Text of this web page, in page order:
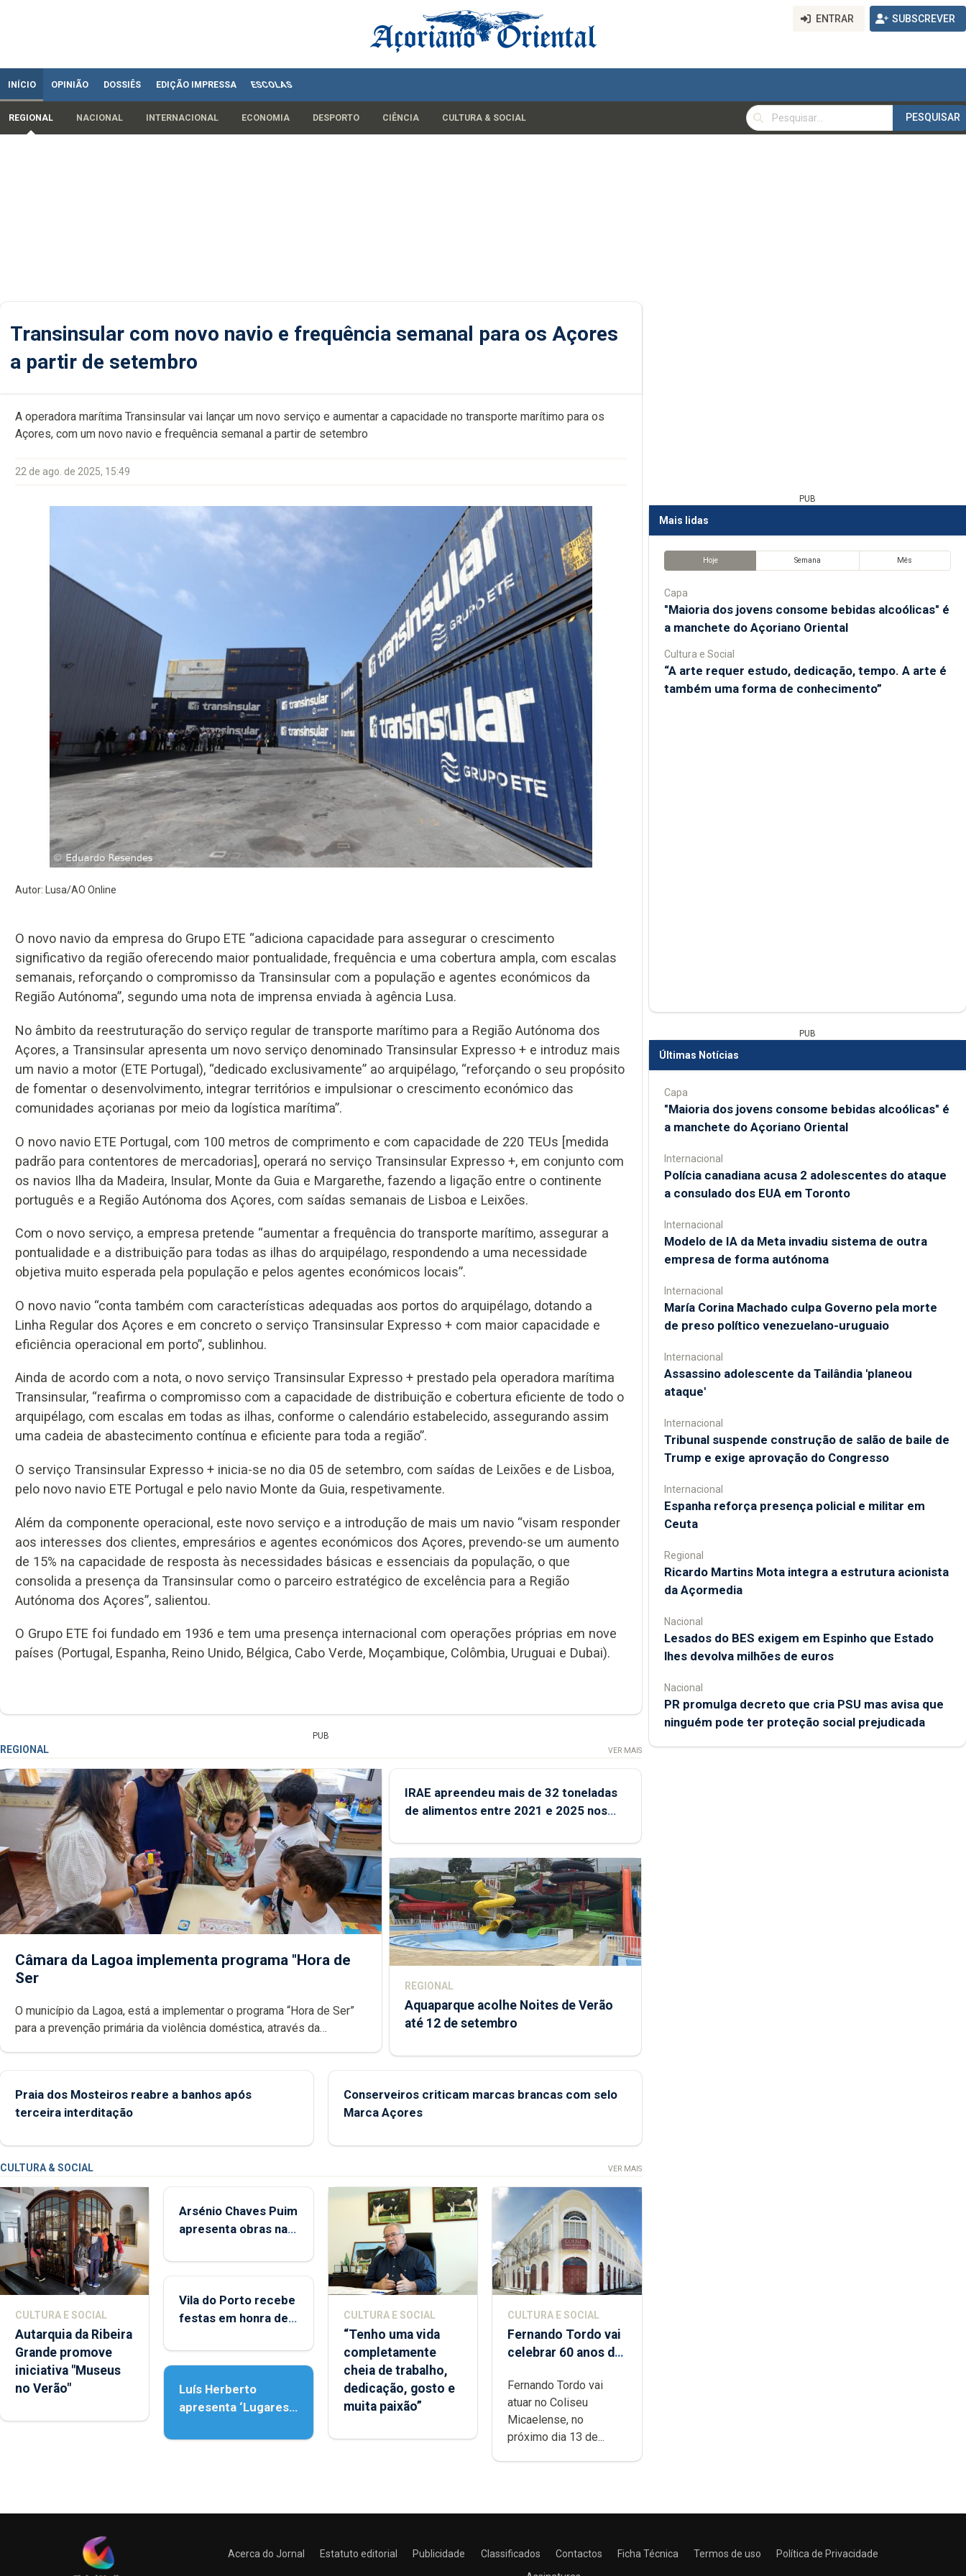
ENTRAR SUBSCREVER
INÍCIO OPINIÃO DOSSIÊS EDIÇÃO IMPRESSA ESCOLAS
REGIONAL NACIONAL INTERNACIONAL ECONOMIA DESPORTO CIÊNCIA CULTURA & SOCIAL
PESQUISAR
PESQUISAR
Transinsular com novo navio e frequência semanal para os Açores
a partir de setembro
A operadora marítima Transinsular vai lançar um novo serviço e aumentar a capacidade no transporte marítimo para os
Açores, com um novo navio e frequência semanal a partir de setembro
22 de ago. de 2025, 15:49
Autor: Lusa/AO Online
O novo navio da empresa do Grupo ETE “adiciona capacidade para assegurar o crescimento
significativo da região oferecendo maior pontualidade, frequência e uma cobertura ampla, com escalas
semanais, reforçando o compromisso da Transinsular com a população e agentes económicos da
Região Autónoma”, segundo uma nota de imprensa enviada à agência Lusa.
No âmbito da reestruturação do serviço regular de transporte marítimo para a Região Autónoma dos
Açores, a Transinsular apresenta um novo serviço denominado Transinsular Expresso + e introduz mais
um navio a motor (ETE Portugal), “dedicado exclusivamente” ao arquipélago, “reforçando o seu propósito
de fomentar o desenvolvimento, integrar territórios e impulsionar o crescimento económico das
comunidades açorianas por meio da logística marítima”.
O novo navio ETE Portugal, com 100 metros de comprimento e com capacidade de 220 TEUs [medida
padrão para contentores de mercadorias], operará no serviço Transinsular Expresso +, em conjunto com
os navios Ilha da Madeira, Insular, Monte da Guia e Margarethe, fazendo a ligação entre o continente
português e a Região Autónoma dos Açores, com saídas semanais de Lisboa e Leixões.
Com o novo serviço, a empresa pretende “aumentar a frequência do transporte marítimo, assegurar a
pontualidade e a distribuição para todas as ilhas do arquipélago, respondendo a uma necessidade
objetiva muito esperada pela população e pelos agentes económicos locais”.
O novo navio “conta também com características adequadas aos portos do arquipélago, dotando a
Linha Regular dos Açores e em concreto o serviço Transinsular Expresso + com maior capacidade e
eficiência operacional em porto”, sublinhou.
Ainda de acordo com a nota, o novo serviço Transinsular Expresso + prestado pela operadora marítima
Transinsular, “reafirma o compromisso com a capacidade de distribuição e cobertura eficiente de todo o
arquipélago, com escalas em todas as ilhas, conforme o calendário estabelecido, assegurando assim
uma cadeia de abastecimento contínua e eficiente para toda a região”.
O serviço Transinsular Expresso + inicia-se no dia 05 de setembro, com saídas de Leixões e de Lisboa,
pelo novo navio ETE Portugal e pelo navio Monte da Guia, respetivamente.
Além da componente operacional, este novo serviço e a introdução de mais um navio “visam responder
aos interesses dos clientes, empresários e agentes económicos dos Açores, prevendo-se um aumento
de 15% na capacidade de resposta às necessidades básicas e essenciais da população, o que
consolida a presença da Transinsular como o parceiro estratégico de excelência para a Região
Autónoma dos Açores”, salientou.
O Grupo ETE foi fundado em 1936 e tem uma presença internacional com operações próprias em nove
países (Portugal, Espanha, Reino Unido, Bélgica, Cabo Verde, Moçambique, Colômbia, Uruguai e Dubai).
PUB
REGIONAL VER MAIS
Câmara da Lagoa implementa programa "Hora de
Ser
O município da Lagoa, está a implementar o programa “Hora de Ser”
para a prevenção primária da violência doméstica, através da
IRAE apreendeu mais de 32 toneladas
de alimentos entre 2021 e 2025 nos
REGIONAL
Aquaparque acolhe Noites de Verão
até 12 de setembro
Praia dos Mosteiros reabre a banhos após
terceira interditação
Conserveiros criticam marcas brancas com selo
Marca Açores
CULTURA & SOCIAL VER MAIS
CULTURA E SOCIAL
Autarquia da Ribeira
Grande promove
iniciativa "Museus
no Verão"
Arsénio Chaves Puim
apresenta obras na
Porto
Vila do Porto recebe
festas em honra de
Assunção
Luís Herberto
apresenta ‘Lugares
CULTURA E SOCIAL
“Tenho uma vida
completamente
cheia de trabalho,
dedicação, gosto e
muita paixão”
CULTURA E SOCIAL
Fernando Tordo vai
celebrar 60 anos de
Micaelense
Fernando Tordo vai
atuar no Coliseu
Micaelense, no
próximo dia 13 de...
PUB
Mais lidas
Hoje Semana Mês
Capa
"Maioria dos jovens consome bebidas alcoólicas" é
a manchete do Açoriano Oriental
Cultura e Social
“A arte requer estudo, dedicação, tempo. A arte é
também uma forma de conhecimento”
PUB
Últimas Notícias
Capa
"Maioria dos jovens consome bebidas alcoólicas" é
a manchete do Açoriano Oriental
Internacional
Polícia canadiana acusa 2 adolescentes do ataque
a consulado dos EUA em Toronto
Internacional
Modelo de IA da Meta invadiu sistema de outra
empresa de forma autónoma
Internacional
María Corina Machado culpa Governo pela morte
de preso político venezuelano-uruguaio
Internacional
Assassino adolescente da Tailândia 'planeou
ataque'
Internacional
Tribunal suspende construção de salão de baile de
Trump e exige aprovação do Congresso
Internacional
Espanha reforça presença policial e militar em
Ceuta
Regional
Ricardo Martins Mota integra a estrutura acionista
da Açormedia
Nacional
Lesados do BES exigem em Espinho que Estado
lhes devolva milhões de euros
Nacional
PR promulga decreto que cria PSU mas avisa que
ninguém pode ter proteção social prejudicada
Acerca do Jornal Estatuto editorial Publicidade Classificados Contactos Ficha Técnica Termos de uso
Política de Privacidade